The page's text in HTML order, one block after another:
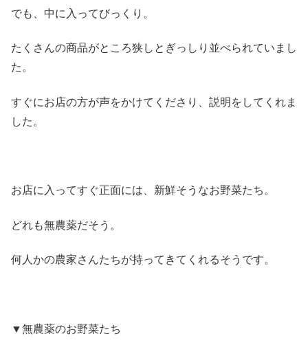
でも、中に入ってびっくり。
たくさんの商品がところ狭しとぎっしり並べられていまし
た。
すぐにお店の方が声をかけてくださり、説明をしてくれま
した。
お店に入ってすぐ正面には、新鮮そうなお野菜たち。
どれも無農薬だそう。
何人かの農家さんたちが持ってきてくれるそうです。
▼無農薬のお野菜たち